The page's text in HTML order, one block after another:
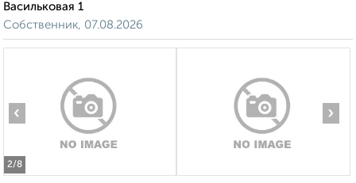
Васильковая 1
Собственник, 07.08.2026
2/8
‹ ›